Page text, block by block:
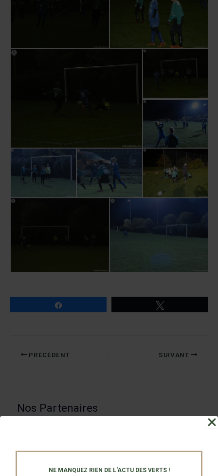
NE MANQUEZ RIEN DE L'ACTU DES VERTS !
PRÉCÉDENT SUIVANT
Nos Partenaires